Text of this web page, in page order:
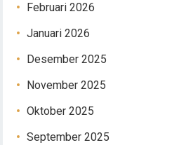
Februari 2026
Januari 2026
Desember 2025
November 2025
Oktober 2025
September 2025